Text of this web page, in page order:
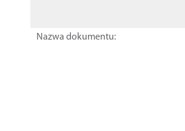
Nazwa dokumentu: